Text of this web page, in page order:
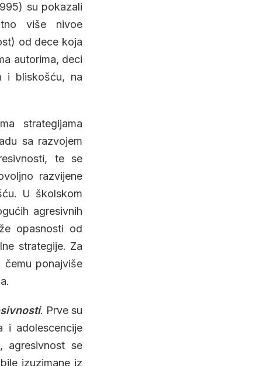
su pokazali
više nivoe
od dece koja
autorima, deci
i bliskošću, na
strategijama
sa razvojem
te se
razvijene
U školskom
agresivnih
opasnosti od
strategije. Za
čemu ponajviše
. Prve su
i adolescencije
agresivnost se
izuzimane iz